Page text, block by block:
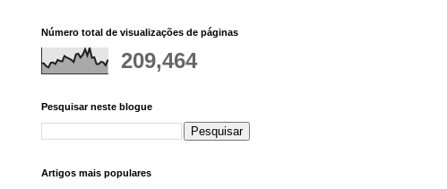
Número total de visualizações de páginas
209,464
Pesquisar neste blogue
Artigos mais populares